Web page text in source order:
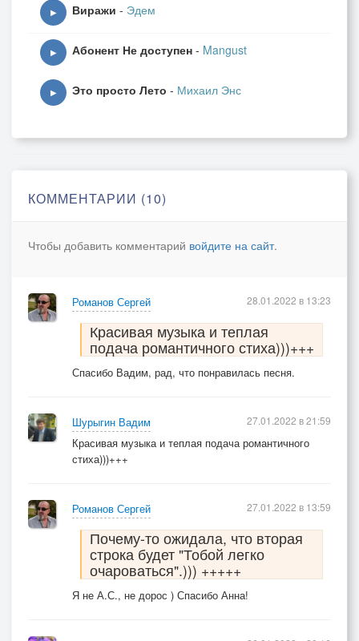
▶ Виражи - Эдем
▶ Абонент Не доступен - Mangust
▶ Это просто Лето - Михаил Энс
КОММЕНТАРИИ (10)
Чтобы добавить комментарий войдите на сайт.
Романов Сергей
Красивая музыка и теплая
подача романтичного стиха)))+++
Спасибо Вадим, рад, что понравилась песня.
28.01.2022 в 13:23
Шурыгин Вадим
Красивая музыка и теплая подача романтичного
стиха)))+++
27.01.2022 в 21:59
Романов Сергей
Почему-то ожидала, что вторая
строка будет "Тобой легко
очароваться".))) +++++
Я не А.С., не дорос ) Спасибо Анна!
27.01.2022 в 13:59